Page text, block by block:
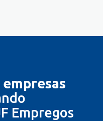
empresas
Empregos